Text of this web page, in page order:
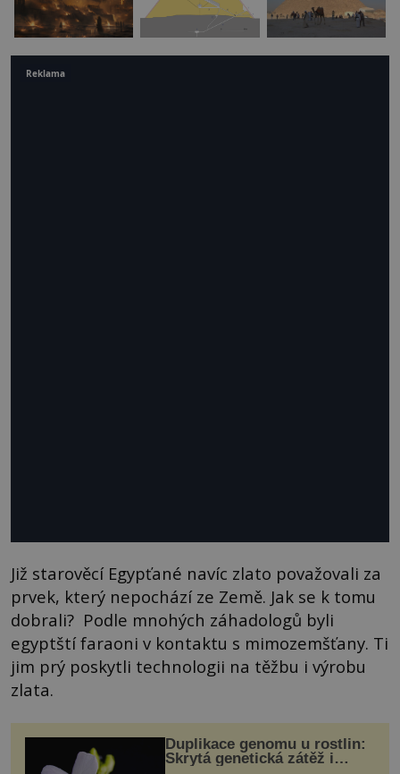
Již starověcí Egypťané navíc zlato považovali za
prvek, který nepochází ze Země. Jak se k tomu
dobrali? Podle mnohých záhadologů byli
egyptští faraoni v kontaktu s mimozemšťany. Ti
jim prý poskytli technologii na těžbu i výrobu
zlata.
Duplikace genomu u rostlin:
Skrytá genetická zátěž i
Reklama